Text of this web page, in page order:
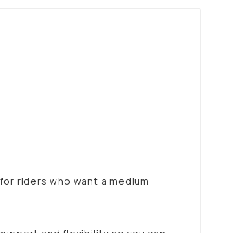
riders who want a medium